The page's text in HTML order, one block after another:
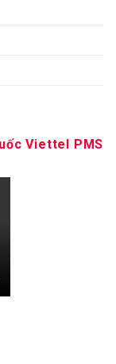
Viettel PMS